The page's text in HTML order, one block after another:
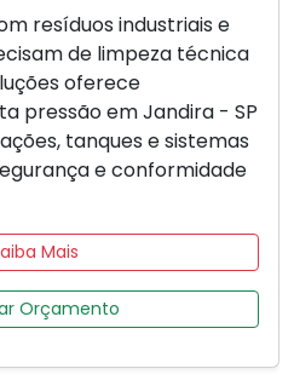
resíduos industriais e
de limpeza técnica
oferece
pressão em Jandira - SP
tanques e sistemas
e conformidade
Mais
Orçamento